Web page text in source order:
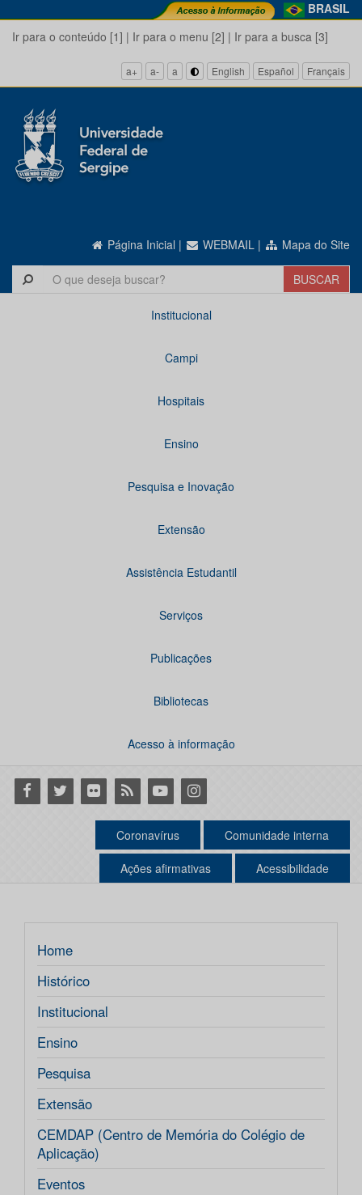
BRASIL
Ir para o conteúdo [1] | Ir para o menu [2] | Ir para a busca [3]
a+ a- a English Español Français
Página Inicial | WEBMAIL | Mapa do Site
Institucional
Campi
Hospitais
Ensino
Pesquisa e Inovação
Extensão
Assistência Estudantil
Serviços
Publicações
Bibliotecas
Acesso à informação
Facebook
Twitter Flickr RSS YoutubeInstagram
Coronavírus Comunidade interna
Ações afirmativas Acessibilidade
Home
Histórico
Institucional
Ensino
Pesquisa
Extensão
CEMDAP (Centro de Memória do Colégio de
Aplicação)
Eventos